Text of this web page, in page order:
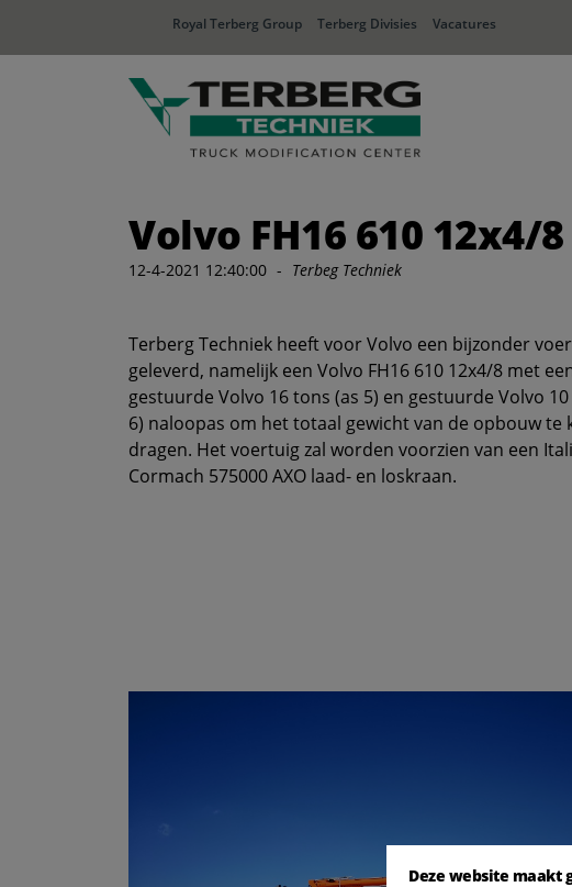
Royal Terberg Group Terberg Divisies Vacatures
Volvo FH16 610 12x4/8
12-4-2021 12:40:00 - Terbeg Techniek
Terberg Techniek heeft voor Volvo een bijzonder
geleverd, namelijk een Volvo FH16 610 12x4/8 met
gestuurde Volvo 16 tons (as 5) en gestuurde Volvo
6) naloopas om het totaal gewicht van de opbouw te
dragen. Het voertuig zal worden voorzien van een
Cormach 575000 AXO laad- en loskraan.
Deze website maakt